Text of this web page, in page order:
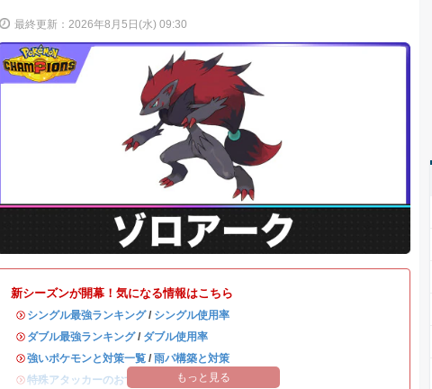
最終更新：2026年8月5日(水) 09:30
新シーズンが開幕！気になる情報はこちら
・ シングル最強ランキング/ シングル使用率
・ ダブル最強ランキング/ ダブル使用率
・強いポケモンと対策一覧 / 雨パ構築と対策
・特殊アタッカーのおすすめランキング
もっと見る